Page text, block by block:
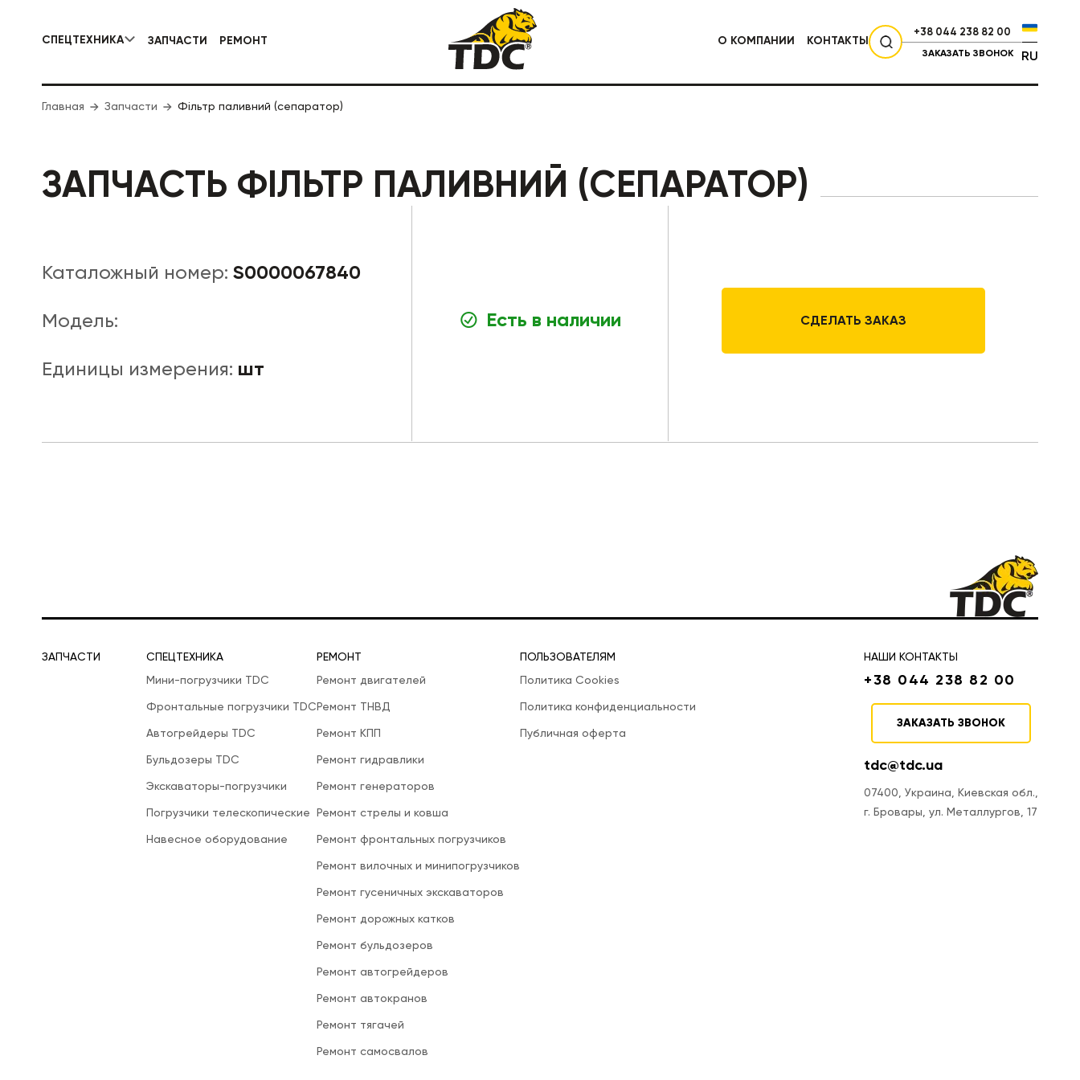
СПЕЦТЕХНИКА
КОММУНАЛЬНАЯ СПЕЦТЕХНИКА ДОРОЖНАЯ СПЕЦТЕХНИКА
ЗАПЧАСТИ РЕМОНТ О КОМПАНИИ КОНТАКТЫ
+38 044 238 82 00
ЗАКАЗАТЬ ЗВОНОК RU
Главная Запчасти Фільтр паливний (сепаратор)
ЗАПЧАСТЬ ФІЛЬТР ПАЛИВНИЙ (СЕПАРАТОР)
Каталожный номер: S0000067840
Модель:
Единицы измерения: шт
Есть в наличии СДЕЛАТЬ ЗАКАЗ
ЗАПЧАСТИ
СПЕЦТЕХНИКА
Мини-погрузчики TDC
Фронтальные погрузчики TDC
Автогрейдеры TDC
Бульдозеры TDC
Экскаваторы-погрузчики
Погрузчики телескопические
Навесное оборудование
РЕМОНТ
Ремонт двигателей
Ремонт ТНВД
Ремонт КПП
Ремонт гидравлики
Ремонт генераторов
Ремонт стрелы и ковша
Ремонт фронтальных погрузчиков
Ремонт вилочных и минипогрузчиков
Ремонт гусеничных экскаваторов
Ремонт дорожных катков
Ремонт бульдозеров
Ремонт автогрейдеров
Ремонт автокранов
Ремонт тягачей
Ремонт самосвалов
ПОЛЬЗОВАТЕЛЯМ
Политика Cookies
Политика конфиденциальности
Публичная оферта
НАШИ КОНТАКТЫ
+38 044 238 82 00
ЗАКАЗАТЬ ЗВОНОК
tdc@tdc.ua
07400, Украина, Киевская обл.,
г. Бровары, ул. Металлургов, 17